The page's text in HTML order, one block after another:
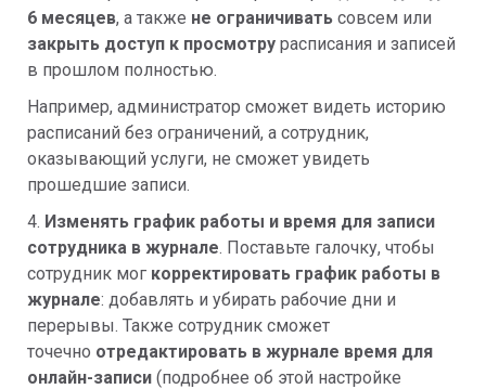
6 месяцев, а также не ограничивать совсем или
закрыть доступ к просмотру расписания и записей
в прошлом полностью.
Например, администратор сможет видеть историю
расписаний без ограничений, а сотрудник,
оказывающий услуги, не сможет увидеть
прошедшие записи.
4. Изменять график работы и время для записи
сотрудника в журнале. Поставьте галочку, чтобы
сотрудник мог корректировать график работы в
журнале: добавлять и убирать рабочие дни и
перерывы. Также сотрудник сможет
точечно отредактировать в журнале время для
онлайн-записи (подробнее об этой настройке